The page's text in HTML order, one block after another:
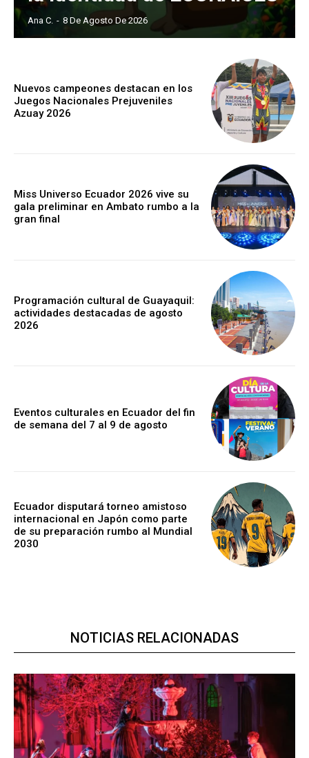
Ana C. - 8 De Agosto De 2026
Nuevos campeones destacan en los
Juegos Nacionales Prejuveniles
Azuay 2026
Miss Universo Ecuador 2026 vive su
gala preliminar en Ambato rumbo a la
gran final
Programación cultural de Guayaquil:
actividades destacadas de agosto
2026
Eventos culturales en Ecuador del fin
de semana del 7 al 9 de agosto
Ecuador disputará torneo amistoso
internacional en Japón como parte
de su preparación rumbo al Mundial
2030
NOTICIAS RELACIONADAS